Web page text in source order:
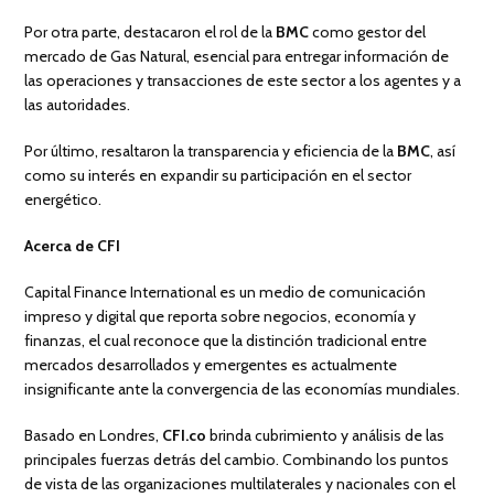
Por otra parte, destacaron el rol de la BMCcomo gestor del
mercado de Gas Natural, esencial para entregar información de
las operaciones y transacciones de este sector a los agentes y a
las autoridades.
Por último, resaltaron la transparencia y eficiencia de la BMC, así
como su interés en expandir su participación en el sector
energético.
Acerca de CFI
Capital Finance International es un medio de comunicación
impreso y digital que reporta sobre negocios, economía y
finanzas, el cual reconoce que la distinción tradicional entre
mercados desarrollados y emergentes es actualmente
insignificante ante la convergencia de las economías mundiales.
Basado en Londres, CFI.co brinda cubrimiento y análisis de las
principales fuerzas detrás del cambio. Combinando los puntos
de vista de las organizaciones multilaterales y nacionales con el